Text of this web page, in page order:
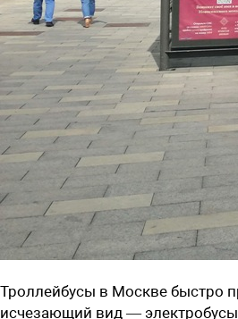
Троллейбусы в Москве быстро
исчезающий вид —